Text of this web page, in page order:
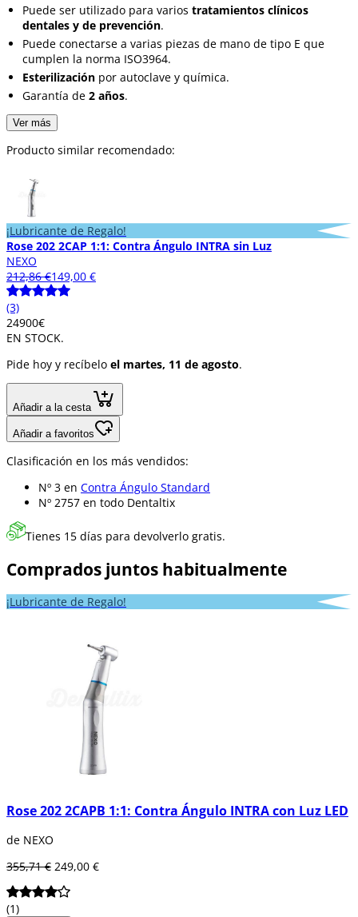
Puede ser utilizado para varios tratamientos clínicos
dentales y de prevención.
Puede conectarse a varias piezas de mano de tipo E que
cumplen la norma ISO3964.
Esterilización por autoclave y química.
Garantía de 2 años.
Ver más
Producto similar recomendado:
¡Lubricante de Regalo!
Rose 202 2CAP 1:1: Contra Ángulo INTRA sin Luz
NEXO
212,86 €149,00 €
(3)
24900€
EN STOCK.
Pide hoy y recíbelo el martes, 11 de agosto.
Añadir a la cesta
Añadir a favoritos
Clasificación en los más vendidos:
Nº 3 en Contra Ángulo Standard
Nº 2757 en todo Dentaltix
Tienes 15 días para devolverlo gratis.
Comprados juntos habitualmente
¡Lubricante de Regalo!
Rose 202 2CAPB 1:1: Contra Ángulo INTRA con Luz LED
de NEXO
355,71 € 249,00 €
(1)